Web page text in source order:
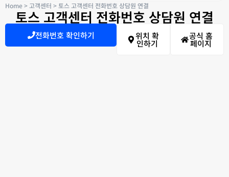
Home>고객센터 > 토스 고객센터 전화번호 상담원 연결
토스 고객센터 전화번호 상담원 연결
전화번호 확인하기 위치 확
인하기
공식 홈
페이지